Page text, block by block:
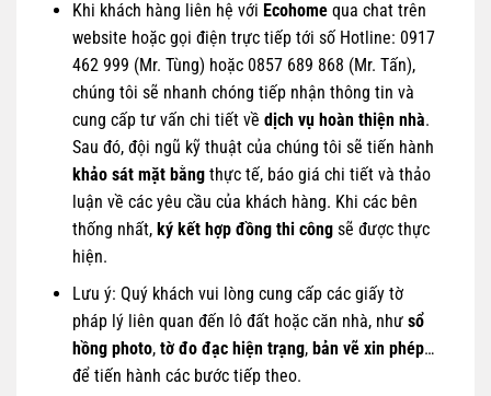
Khi khách hàng liên hệ với Ecohomequa chat trên
website hoặc gọi điện trực tiếp tới số Hotline: 0917
462 999 (Mr. Tùng) hoặc 0857 689 868 (Mr. Tấn),
chúng tôi sẽ nhanh chóng tiếp nhận thông tin và
cung cấp tư vấn chi tiết về dịch vụ hoàn thiện nhà.
Sau đó, đội ngũ kỹ thuật của chúng tôi sẽ tiến hành
khảo sát mặt bằngthực tế, báo giá chi tiết và thảo
luận về các yêu cầu của khách hàng. Khi các bên
thống nhất, ký kết hợp đồng thi côngsẽ được thực
hiện.
Lưu ý: Quý khách vui lòng cung cấp các giấy tờ
pháp lý liên quan đến lô đất hoặc căn nhà, như sổ
hồng photo, tờ đo đạc hiện trạng, bản vẽ xin phép…
để tiến hành các bước tiếp theo.